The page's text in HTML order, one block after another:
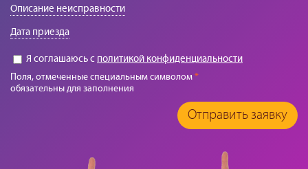
Описание неисправности
Дата приезда
Я соглашаюсь с политикой конфиденциальности
Поля, отмеченные специальным символом*
обязательны для заполнения
Отправить заявку